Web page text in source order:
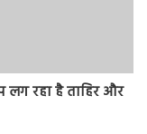
रहा है ताहिर और